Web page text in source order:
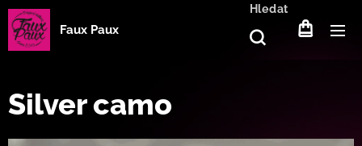
Faux Paux
Hledat
Silver camo